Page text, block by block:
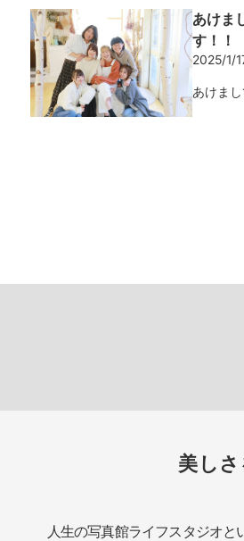
あけま
す！！
2025/1/
あけま
美し
人生の写真館ライフスタジオと